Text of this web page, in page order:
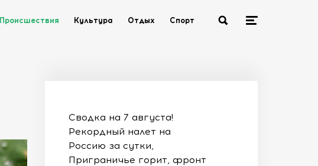
Происшествия Культура Отдых Спорт
Сводка на 7 августа!
Рекордный налет на
Россию за сутки,
Приграничье горит, фронт